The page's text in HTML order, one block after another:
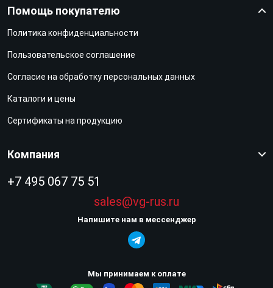
Помощь покупателю
Политика конфиденциальности
Пользовательское соглашение
Согласие на обработку персональных данных
Каталоги и цены
Сертификаты на продукцию
Компания
+7 495 067 75 51
sales@vg-rus.ru
Напишите нам в мессенджер
Мы принимаем к оплате